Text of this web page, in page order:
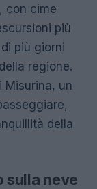
con cime
più
di più giorni
regione.
Misurina, un
della
sulla neve